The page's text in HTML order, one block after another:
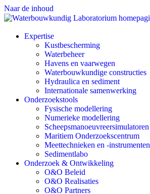
Naar de inhoud
Expertise
Kustbescherming
Waterbeheer
Havens en vaarwegen
Waterbouwkundige constructies
Hydraulica en sediment
Internationale samenwerking
Onderzoekstools
Fysische modellering
Numerieke modellering
Scheepsmanoeuvreersimulatoren
Maritiem Onderzoekscentrum
Meettechnieken en -instrumenten
Sedimentlabo
Onderzoek & Ontwikkeling
O&O Beleid
O&O Realisaties
O&O Partners